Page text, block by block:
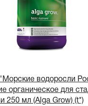
водоросли
органическое для
250 мл (Alga Grow) (t*)